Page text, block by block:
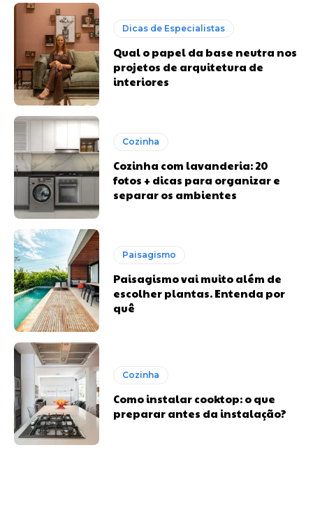
Dicas de Especialistas
Qual o papel da base neutra nos
projetos de arquitetura de
interiores
Cozinha
Cozinha com lavanderia: 20
fotos + dicas para organizar e
separar os ambientes
Paisagismo
Paisagismo vai muito além de
escolher plantas. Entenda por
quê
Cozinha
Como instalar cooktop: o que
preparar antes da instalação?